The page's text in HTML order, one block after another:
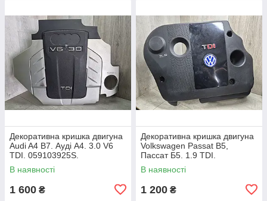
Декоративна кришка двигуна
Audi A4 B7. Ауді А4. 3.0 V6
TDI. 059103925S.
В наявності
1 600 ₴
Декоративна кришка двигуна
Volkswagen Passat B5,
Пассат Б5. 1.9 TDI.
038103925AP.
В наявності
1 200 ₴